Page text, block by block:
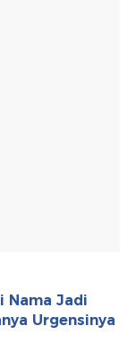
Nama Jadi
Urgensinya